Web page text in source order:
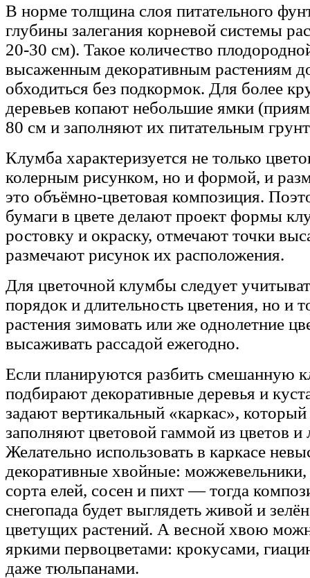
В норме толщина слоя питательного
глубины залегания корневой системы
20-30 см). Такое количество
высаженным декоративным растениям
обходиться без подкормок. Для более
деревьев копают небольшие ямки
80 см и заполняют их питательным
Клумба характеризуется не только
колерным рисунком, но и формой, и
это объёмно-цветовая композиция.
бумаги в цвете делают проект формы
ростовку и окраску, отмечают точки
размечают рисунок их расположения.
Для цветочной клумбы следует
порядок и длительность цветения, но и
растения зимовать или же однолетние
высаживать рассадой ежегодно.
Если планируются разбить смешанную
подбирают декоративные деревья и
задают вертикальный «каркас»,
заполняют цветовой гаммой из цветов и
Желательно использовать в каркасе
декоративные хвойные:
сорта елей, сосен и пихт — тогда
снегопада будет выглядеть живой и
цветущих растений. А весной хвою
яркими первоцветами: крокусами,
даже тюльпанами.